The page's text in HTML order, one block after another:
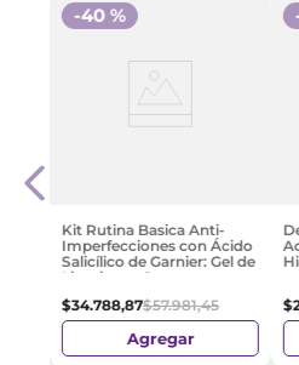
Kit Rutina Basica Anti-
Imperfecciones con Ácido
Salicílico de Garnier: Gel de
Limpieza y Serum
$34.788,87$57.981,45
-40 %
Agregar
$